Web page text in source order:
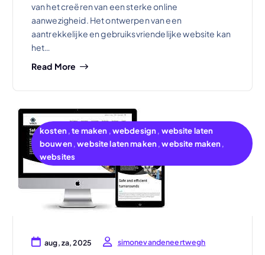
van het creëren van een sterke online
aanwezigheid. Het ontwerpen van een
aantrekkelijke en gebruiksvriendelijke website kan
het…
Read More
kosten,te maken ,webdesign, website laten
bouwen,website laten maken,website maken,
websites
aug, za, 2025 simonevandeneertwegh